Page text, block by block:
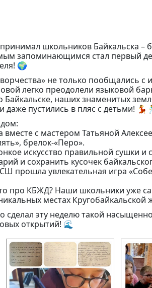
школьников Байкальска –
запоминающимся стал первый
🌍
не только пообщались
легко преодолели языковой
Байкальске, наших знаменитых
даже пустились в пляс с детьми!
с мастером Татьяной
брелок-«Перо».
искусство правильной сушки
и сохранить кусочек
прошла увлекательная игра
про КБЖД? Наши школьники уже
местах Кругобайкальской
сделал эту неделю такой
открытий! 🌊